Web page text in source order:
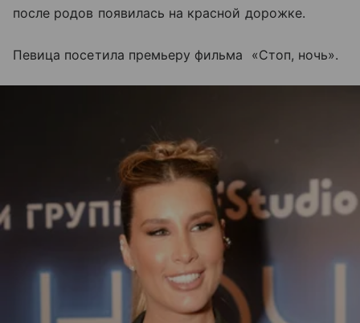
после родов появилась на красной дорожке.
Певица посетила премьеру фильма «Стоп, ночь».